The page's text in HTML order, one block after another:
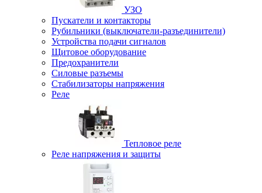
УЗО
Пускатели и контакторы
Рубильники (выключатели-разъединители)
Устройства подачи сигналов
Щитовое оборудование
Предохранители
Силовые разъемы
Стабилизаторы напряжения
Реле
Тепловое реле
Реле напряжения и защиты